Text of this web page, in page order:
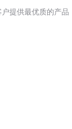
提供最优质的产